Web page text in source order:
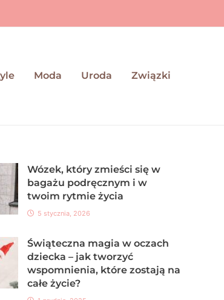
Moda Uroda Związki
Wózek, który zmieści się w
bagażu podręcznym i w
twoim rytmie życia
5 stycznia, 2026
Świąteczna magia w oczach
dziecka – jak tworzyć
wspomnienia, które zostają na
całe życie?